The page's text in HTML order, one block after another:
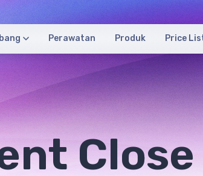
Perawatan Produk Price
Close